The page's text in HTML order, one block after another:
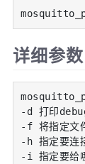
详细参数
-d 打印
-f 将指定文
-h 指定要连
-i 指定要给